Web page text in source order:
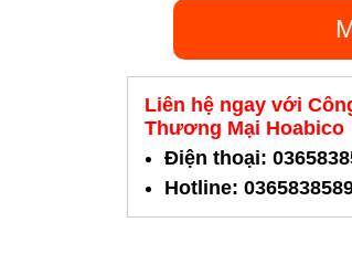
Liên hệ ngay với
Thương Mại Hoabico
Điện thoại:
Hotline: